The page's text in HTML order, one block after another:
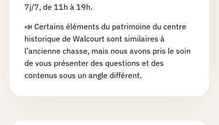
7j/7, de 11h à 19h.
📣 Certains éléments du patrimoine du centre
historique de Walcourt sont similaires à
l’ancienne chasse, mais nous avons pris le soin
de vous présenter des questions et des
contenus sous un angle différent.